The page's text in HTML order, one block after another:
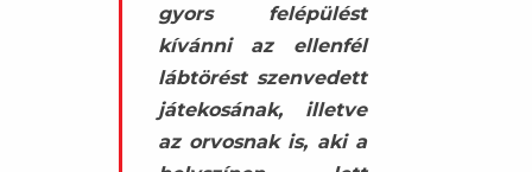
gyors felépülést
kívánni az ellenfél
lábtörést szenvedett
játekosának, illetve
az orvosnak is, aki a